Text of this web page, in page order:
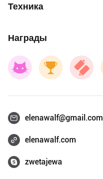
Техника
Награды
elenawalf@gmail.com
elenawalf.com
zwetajewa